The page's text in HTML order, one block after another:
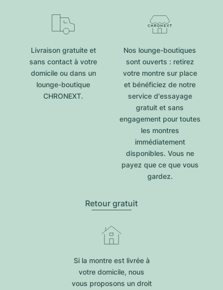
Livraison gratuite et
sans contact à votre
domicile ou dans un
lounge-boutique
CHRONEXT.
Nos lounge-boutiques
sont ouverts : retirez
votre montre sur place
et bénéficiez de notre
service d'essayage
gratuit et sans
engagement pour toutes
les montres
immédiatement
disponibles. Vous ne
payez que ce que vous
gardez.
Retour gratuit
Si la montre est livrée à
votre domicile, nous
vous proposons un droit